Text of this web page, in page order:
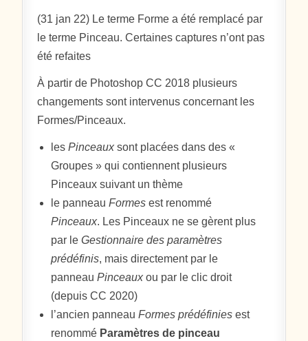
(31 jan 22) Le terme Forme a été remplacé par
le terme Pinceau. Certaines captures n’ont pas
été refaites
À partir de Photoshop CC 2018 plusieurs
changements sont intervenus concernant les
Formes/Pinceaux.
lesPinceauxsont placées dans des «
Groupes » qui contiennent plusieurs
Pinceaux suivant un thème
le panneauFormes est renommé
Pinceaux. Les Pinceaux ne se gèrent plus
par leGestionnaire des paramètres
prédéfinis, mais directement par le
panneauPinceauxou par le clic droit
(depuis CC 2020)
l’ancien panneauFormes prédéfinies est
renommé Paramètres de pinceau